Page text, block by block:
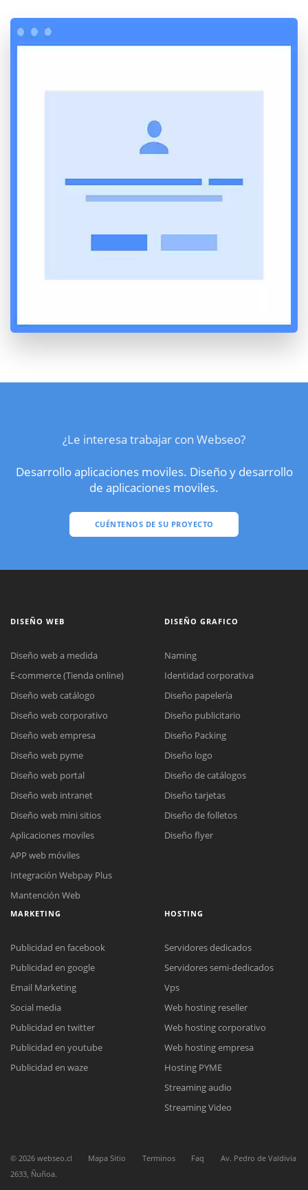
¿Le interesa trabajar con Webseo?
Desarrollo aplicaciones moviles. Diseño y desarrollo
de aplicaciones moviles.
CUÉNTENOS DE SU PROYECTO
Reunión online
Nuestros ejecutivos le enviarán un correo electrónico con el enlace a
Meet para la reunión online.
Cotización
Chat Online
Todos nuestros ejecutivos están fuera de línea. Complete el formulario
DISEÑO WEB
Diseño web a medida
E-commerce (Tienda online)
Diseño web catálogo
Diseño web corporativo
Diseño web empresa
Diseño web pyme
Diseño web portal
Diseño web intranet
Diseño web mini sitios
Aplicaciones moviles
APP web móviles
Integración Webpay Plus
Mantención Web
DISEÑO GRAFICO
Naming
Identidad corporativa
Diseño papelería
Diseño publicitario
Diseño Packing
Diseño logo
Diseño de catálogos
Diseño tarjetas
Diseño de folletos
Diseño flyer
MARKETING
Publicidad en facebook
Publicidad en google
Email Marketing
Social media
Publicidad en twitter
Publicidad en youtube
Publicidad en waze
HOSTING
Servidores dedicados
Servidores semi-dedicados
Vps
Web hosting reseller
Web hosting corporativo
Web hosting empresa
Hosting PYME
Streaming audio
Streaming Video
© 2026 webseo.cl Mapa Sitio Terminos Faq
Av. Pedro de Valdivia
2633, Ñuñoa.